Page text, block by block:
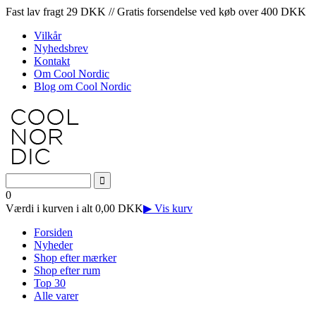
Fast lav fragt 29 DKK // Gratis forsendelse ved køb over 400 DKK
Vilkår
Nyhedsbrev
Kontakt
Om Cool Nordic
Blog om Cool Nordic
0
Værdi i kurven i alt 0,00 DKK▶ Vis kurv
Forsiden
Nyheder
Shop efter mærker
Shop efter rum
Top 30
Alle varer